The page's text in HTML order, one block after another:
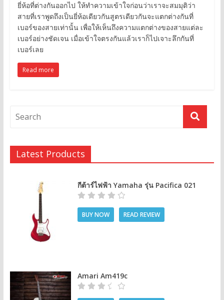
ยี่ห้อที่ต่างกันออกไป ให้ทำความเข้าใจก่อนว่าเราจะสมมุติว่า
สายที่เราพูดถึงเป็นยี่ห้อเดียวกันสูตรเดียวกันจะแตกต่างกันที่
เบอร์ของสายเท่านั้น เพื่อให้เห็นถึงความแตกต่างของสายแต่ละ
เบอร์อย่างชัดเจน เมื่อเข้าใจตรงกันแล้วเราก็ไปเจาะลึกกันที่
เบอร์เลย
Read more
Latest Products
กีต้าร์ไฟฟ้า Yamaha รุ่น Pacifica 021
BUY NOW READ REVIEW
Amari Am419c